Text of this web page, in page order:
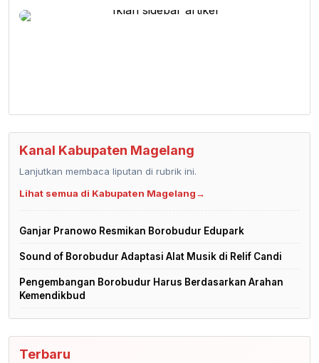
Kanal Kabupaten Magelang
Lanjutkan membaca liputan di rubrik ini.
Lihat semua di Kabupaten Magelang→
Ganjar Pranowo Resmikan Borobudur Edupark
Sound of Borobudur Adaptasi Alat Musik di Relif Candi
Pengembangan Borobudur Harus Berdasarkan Arahan
Kemendikbud
Terbaru